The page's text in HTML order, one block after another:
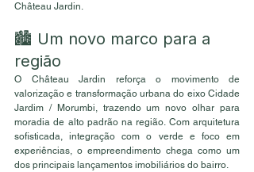
Château Jardin.
🏙️ Um novo marco para a
região
O Château Jardin reforça o movimento de
valorização e transformação urbana do eixo Cidade
Jardim / Morumbi, trazendo um novo olhar para
moradia de alto padrão na região. Com arquitetura
sofisticada, integração com o verde e foco em
experiências, o empreendimento chega como um
dos principais lançamentos imobiliários do bairro.